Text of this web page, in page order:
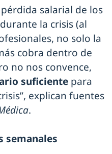
salarial de los
la crisis (al
no solo la
cobra dentro de
no nos convence,
suficiente para
explican fuentes
.
semanales